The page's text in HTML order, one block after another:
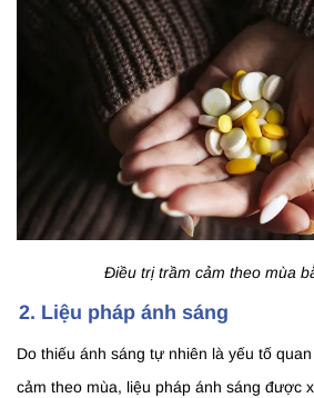
Điều trị trầm cảm theo mùa
2. Liệu pháp ánh sáng
Do thiếu ánh sáng tự nhiên là yếu tố
cảm theo mùa, liệu pháp ánh sáng được